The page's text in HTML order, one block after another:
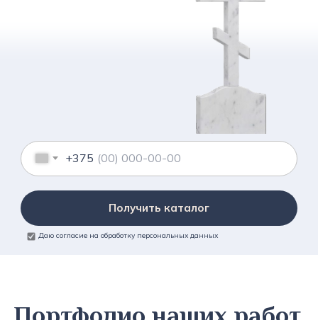
+375
Получить каталог
Даю согласие на обработку персональных данных